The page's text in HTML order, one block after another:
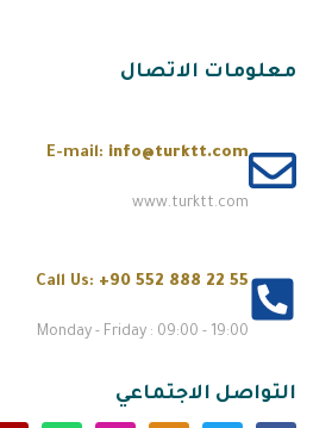
معلومات الاتصال
E-mail: info@turktt.com
www.turktt.com
Call Us: +90 552 888 22 55
Monday - Friday : 09:00 - 19:00
التواصل الاجتماعي